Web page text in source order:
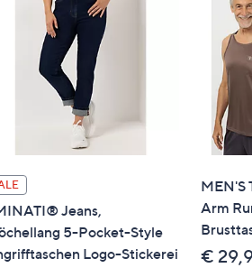
3 % Elasthan
Jeans,
5-Pocket-Style
Logo-Stickerei
MEN'S
Arm
€